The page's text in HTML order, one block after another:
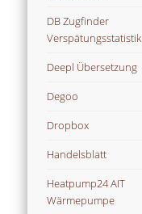
DB Zugfinder
Verspätungsstatistik
Deepl Übersetzung
Degoo
Dropbox
Handelsblatt
Heatpump24 AIT
Wärmepumpe